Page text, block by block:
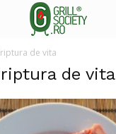
de vita
de vita